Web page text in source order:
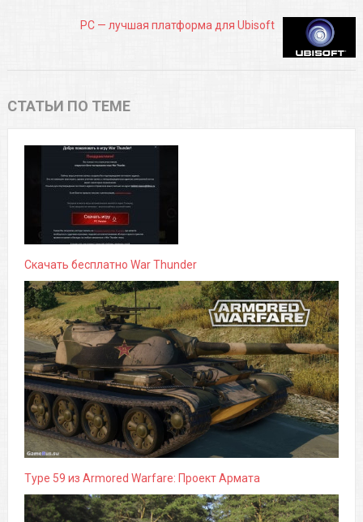
PC — лучшая платформа для Ubisoft
СТАТЬИ ПО ТЕМЕ
Скачать бесплатно War Thunder
Type 59 из Armored Warfare: Проект Армата